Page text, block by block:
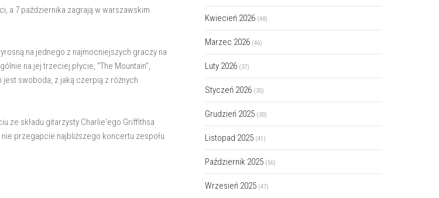
a 7 października zagrają w warszawskim
na jednego z najmocniejszych graczy na
na jej trzeciej płycie, "The Mountain",
jest swoboda, z jaką czerpią z różnych
ze składu gitarzysty Charlie'ego Griffithsa
przegapcie najbliższego koncertu zespołu
Kwiecień 2026 (48)
Marzec 2026 (46)
Luty 2026 (37)
Styczeń 2026 (35)
Grudzień 2025 (30)
Listopad 2025 (41)
Październik 2025 (56)
Wrzesień 2025 (47)